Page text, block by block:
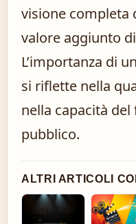
visione completa
valore aggiunto
L’importanza di
si riflette nella
nella capacità
pubblico.
ALTRI ARTICOLI